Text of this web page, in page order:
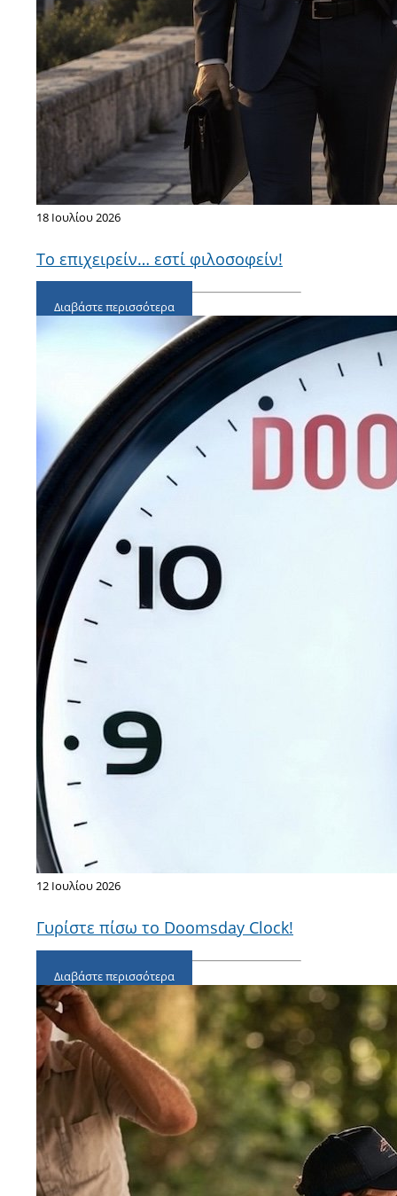
18 Ιουλίου 2026
Το επιχειρείν… εστί φιλοσοφείν!
Διαβάστε περισσότερα
12 Ιουλίου 2026
Γυρίστε πίσω το Doomsday Clock!
Διαβάστε περισσότερα